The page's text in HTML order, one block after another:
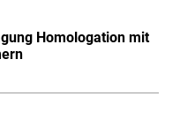
Homologation mit